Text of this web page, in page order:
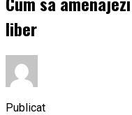
liber
Publicat